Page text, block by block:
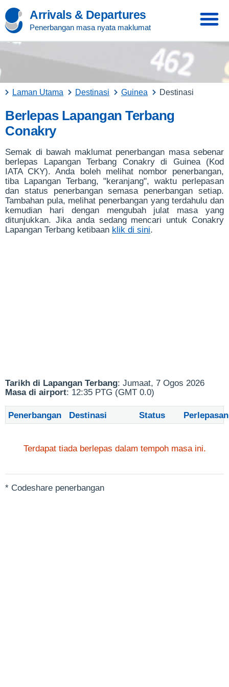
Arrivals & Departures
Penerbangan masa nyata maklumat
Laman Utama Destinasi Guinea Destinasi
Berlepas Lapangan Terbang
Conakry
Semak di bawah maklumat penerbangan masa sebenar
berlepas Lapangan Terbang Conakry di Guinea (Kod
IATA CKY). Anda boleh melihat nombor penerbangan,
tiba Lapangan Terbang, "keranjang", waktu perlepasan
dan status penerbangan semasa penerbangan setiap.
Tambahan pula, melihat penerbangan yang terdahulu dan
kemudian hari dengan mengubah julat masa yang
ditunjukkan. Jika anda sedang mencari untuk Conakry
Lapangan Terbang ketibaan klik di sini.
Tarikh di Lapangan Terbang: Jumaat, 7 Ogos 2026
Masa di airport: 12:35 PTG (GMT 0.0)
Penerbangan Destinasi Status Perlepasan
Terdapat tiada berlepas dalam tempoh masa ini.
* Codeshare penerbangan